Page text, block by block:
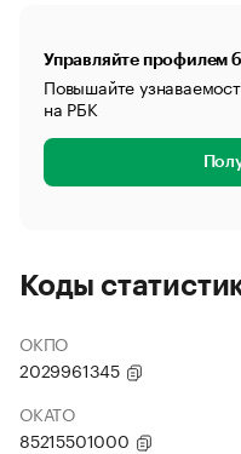
Управляйте профилем
Повышайте
на РБК
Коды
ОКПО
2029961345
ОКАТО
85215501000